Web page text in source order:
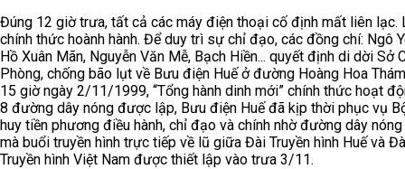
Đúng 12 giờ trưa, tất cả các máy điện thoại cố định mất liên lạc.
chính thức hoành hành. Để duy trì sự chỉ đạo, các đồng chí: Ngô
Hồ Xuân Mãn, Nguyễn Văn Mễ, Bạch Hiền... quyết định di dời Sở
Phòng, chống bão lụt về Bưu điện Huế ở đường Hoàng Hoa
15 giờ ngày 2/11/1999, “Tổng hành dinh mới” chính thức hoạt
8 đường dây nóng được lập, Bưu điện Huế đã kịp thời phục vụ
huy tiền phương điều hành, chỉ đạo và chính nhờ đường dây nóng
mà buổi truyền hình trực tiếp về lũ giữa Đài Truyền hình Huế và
Truyền hình Việt Nam được thiết lập vào trưa 3/11.